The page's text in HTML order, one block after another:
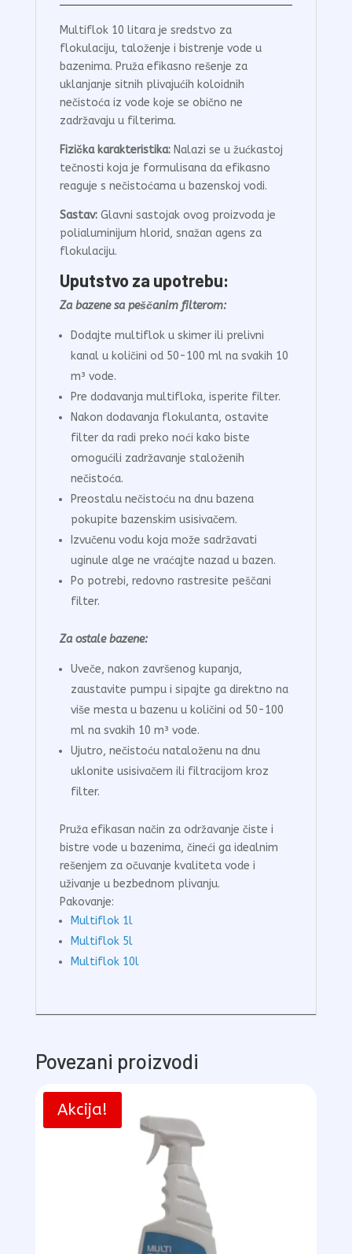
Multiflok 10 litara je sredstvo za
flokulaciju, taloženje i bistrenje vode u
bazenima. Pruža efikasno rešenje za
uklanjanje sitnih plivajućih koloidnih
nečistoća iz vode koje se obično ne
zadržavaju u filterima.
Fizička karakteristika:Nalazi se u žućkastoj
tečnosti koja je formulisana da efikasno
reaguje s nečistoćama u bazenskoj vodi.
Sastav:Glavni sastojak ovog proizvoda je
polialuminijum hlorid, snažan agens za
flokulaciju.
Uputstvo za upotrebu:
Za bazene sa peščanim filterom:
Dodajte multiflok u skimer ili prelivni
kanal u količini od 50-100 ml na svakih 10
m³ vode.
Pre dodavanja multifloka, isperite filter.
Nakon dodavanja flokulanta, ostavite
filter da radi preko noći kako biste
omogućili zadržavanje staloženih
nečistoća.
Preostalu nečistoću na dnu bazena
pokupite bazenskim usisivačem.
Izvučenu vodu koja može sadržavati
uginule alge ne vraćajte nazad u bazen.
Po potrebi, redovno rastresite peščani
filter.
Za ostale bazene:
Uveče, nakon završenog kupanja,
zaustavite pumpu i sipajte ga direktno na
više mesta u bazenu u količini od 50-100
ml na svakih 10 m³ vode.
Ujutro, nečistoću nataloženu na dnu
uklonite usisivačem ili filtracijom kroz
filter.
Pruža efikasan način za održavanje čiste i
bistre vode u bazenima, čineći ga idealnim
rešenjem za očuvanje kvaliteta vode i
uživanje u bezbednom plivanju.
Pakovanje:
Multiflok 1l
Multiflok 5l
Multiflok 10l
Povezani proizvodi
Akcija!